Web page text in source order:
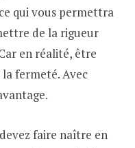
qui vous permettra
de la rigueur
en réalité, être
fermeté. Avec
faire naître en